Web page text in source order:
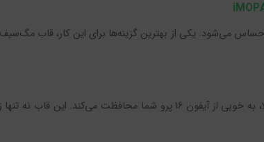
قاب مگ‌سیف شفاف ایموپی با طراحی فوق‌العاده نازک و متریال هارد با مقاومت